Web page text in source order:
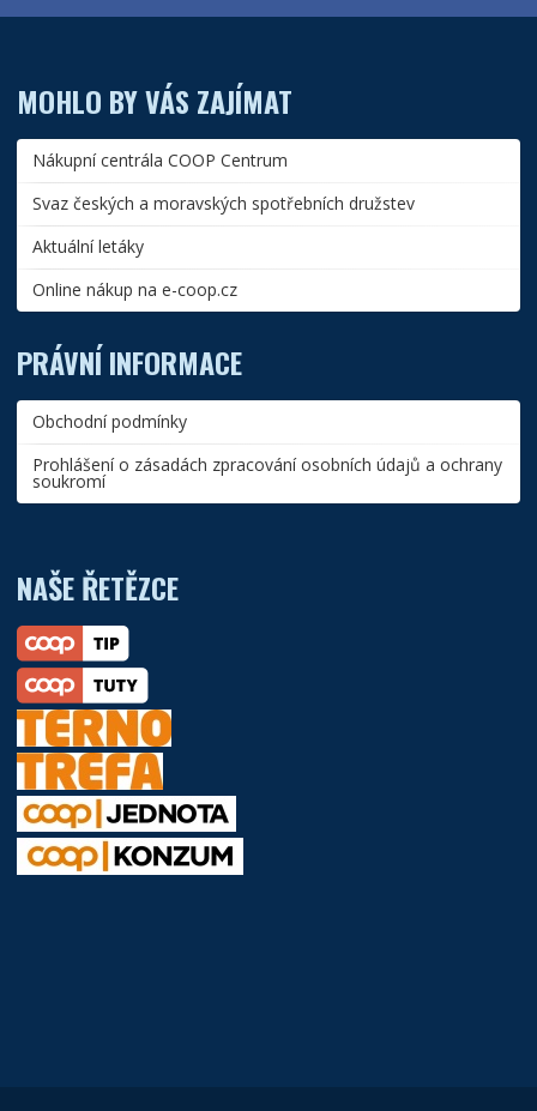
MOHLO BY VÁS ZAJÍMAT
Nákupní centrála COOP Centrum
Svaz českých a moravských spotřebních družstev
Aktuální letáky
Online nákup na e-coop.cz
PRÁVNÍ INFORMACE
Obchodní podmínky
Prohlášení o zásadách zpracování osobních údajů a ochrany
soukromí
NAŠE ŘETĚZCE